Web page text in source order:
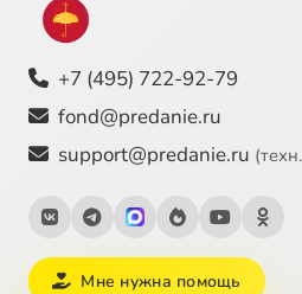
+7 (495) 722-92-79
fond@predanie.ru
support@predanie.ru
Мне нужна помощь